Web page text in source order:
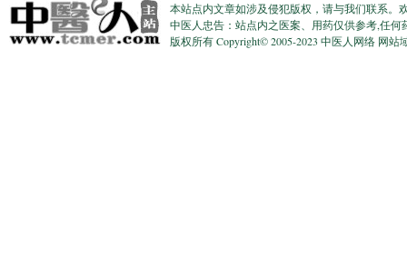
本站点内文章如涉及侵犯版权，请与我们联系。
中医人忠告：站点内之医案、用药仅供参考,任
版权所有 Copyright© 2005-2023 中医人网络 网站